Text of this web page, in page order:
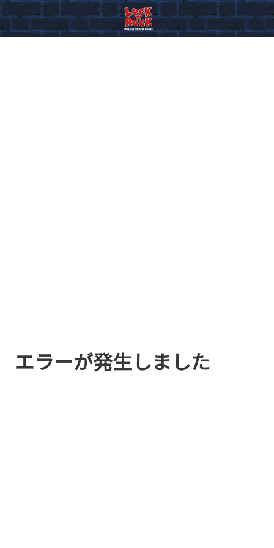
エラーが発生しました